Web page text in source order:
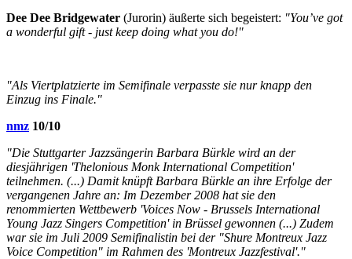
Dee Dee Bridgewater (Jurorin) äußerte sich begeistert: "You’ve got
a wonderful gift - just keep doing what you do!"
"Als Viertplatzierte im Semifinale verpasste sie nur knapp den
Einzug ins Finale."
nmz 10/10
"Die Stuttgarter Jazzsängerin Barbara Bürkle wird an der
diesjährigen 'Thelonious Monk International Competition'
teilnehmen. (...) Damit knüpft Barbara Bürkle an ihre Erfolge der
vergangenen Jahre an: Im Dezember 2008 hat sie den
renommierten Wettbewerb 'Voices Now - Brussels International
Young Jazz Singers Competition' in Brüssel gewonnen (...) Zudem
war sie im Juli 2009 Semifinalistin bei der "Shure Montreux Jazz
Voice Competition" im Rahmen des 'Montreux Jazzfestival'."